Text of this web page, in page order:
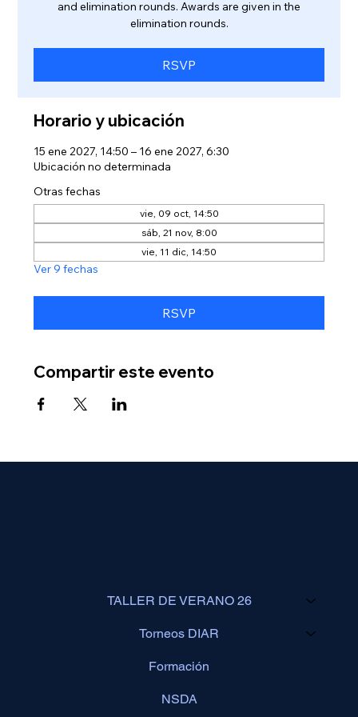
and elimination rounds. Awards are given in the
elimination rounds.
RSVP
Horario y ubicación
15 ene 2027, 14:50 – 16 ene 2027, 6:30
Ubicación no determinada
Otras fechas
vie, 09 oct, 14:50
sáb, 21 nov, 8:00
vie, 11 dic, 14:50
Ver 9 fechas
RSVP
Compartir este evento
TALLER DE VERANO 26
Torneos DIAR
Formación
NSDA